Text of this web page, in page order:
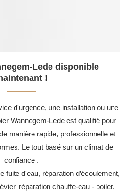
Lede disponible
!
d'urgence, une installation ou une
Wannegem-Lede est qualifié pour
manière rapide, professionnelle et
Le tout basé sur un climat de
confiance .
fuite d'eau, réparation d’écoulement,
réparation chauffe-eau - boiler.